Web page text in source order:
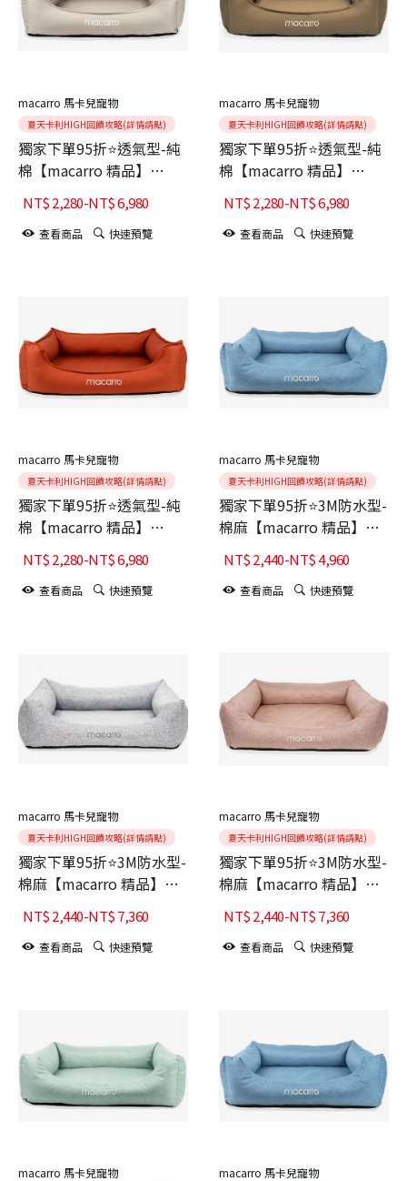
macarro 馬卡兒寵物
夏天卡利HIGH回饋攻略(詳情請點)
獨家下單95折⭐透氣型-純
棉【macarro 精品】
LATEX乳膠床-Elephant
Gray大象灰
NT$2,280-NT$6,980
查看商品 快速預覽
macarro 馬卡兒寵物
夏天卡利HIGH回饋攻略(詳情請點)
獨家下單95折⭐透氣型-純
棉【macarro 精品】
LATEX乳膠床-Hojicha焙
茶棕
NT$2,280-NT$6,980
查看商品 快速預覽
macarro 馬卡兒寵物
夏天卡利HIGH回饋攻略(詳情請點)
獨家下單95折⭐透氣型-純
棉【macarro 精品】
LATEX乳膠床-Maple楓葉
橘紅
NT$2,280-NT$6,980
查看商品 快速預覽
macarro 馬卡兒寵物
夏天卡利HIGH回饋攻略(詳情請點)
獨家下單95折⭐3M防水型-
棉麻【macarro 精品】
LATEX乳膠床-Denim丹寧
藍
NT$2,440-NT$4,960
查看商品 快速預覽
macarro 馬卡兒寵物
夏天卡利HIGH回饋攻略(詳情請點)
獨家下單95折⭐3M防水型-
棉麻【macarro 精品】
LATEX乳膠床-Glacier
Gray冰川灰
NT$2,440-NT$7,360
查看商品 快速預覽
macarro 馬卡兒寵物
夏天卡利HIGH回饋攻略(詳情請點)
獨家下單95折⭐3M防水型-
棉麻【macarro 精品】
LATEX乳膠床-Hazelnut榛
果
NT$2,440-NT$7,360
查看商品 快速預覽
macarro 馬卡兒寵物 macarro 馬卡兒寵物